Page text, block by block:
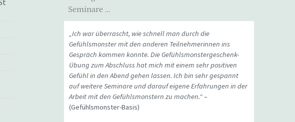
Seminare …
„Ich war überrascht, wie schnell man durch die
Gefühlsmonster mit den anderen Teilnehmerinnen ins
Gespräch kommen konnte. Die Gefühlsmonstergeschenk-
Übung zum Abschluss hat mich mit einem sehr positiven
Gefühl in den Abend gehen lassen. Ich bin sehr gespannt
auf weitere Seminare und darauf eigene Erfahrungen in der
Arbeit mit den Gefühlsmonstern zu machen.“–
(Gefühlsmonster-Basis)